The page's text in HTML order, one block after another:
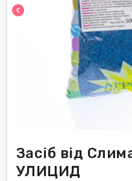
chevron_left
Засіб від
УЛИЦИД